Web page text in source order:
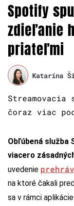
Spotify
zdieľanie
priateľmi
Katarína
čoraz viac
Obľúbená služba
viacero
uvedenie
na ktoré čakali
sa v rámci